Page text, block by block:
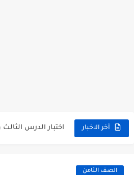
أخر الاخبار
الصف الثامن